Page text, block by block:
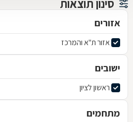
סינון תוצאות
אזורים
אזור ת"א והמרכז
ישובים
ראשון לציון
מתחמים